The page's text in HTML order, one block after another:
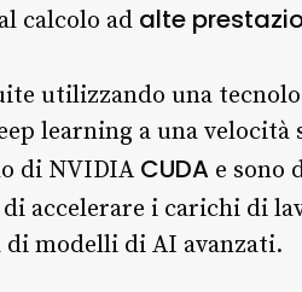
calcolo ad alte
utilizzando una
learning a una velocità
di NVIDIA CUDA e sono
accelerare i carichi di
di modelli di AI avanzati.